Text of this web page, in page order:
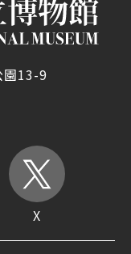
園13-9
X